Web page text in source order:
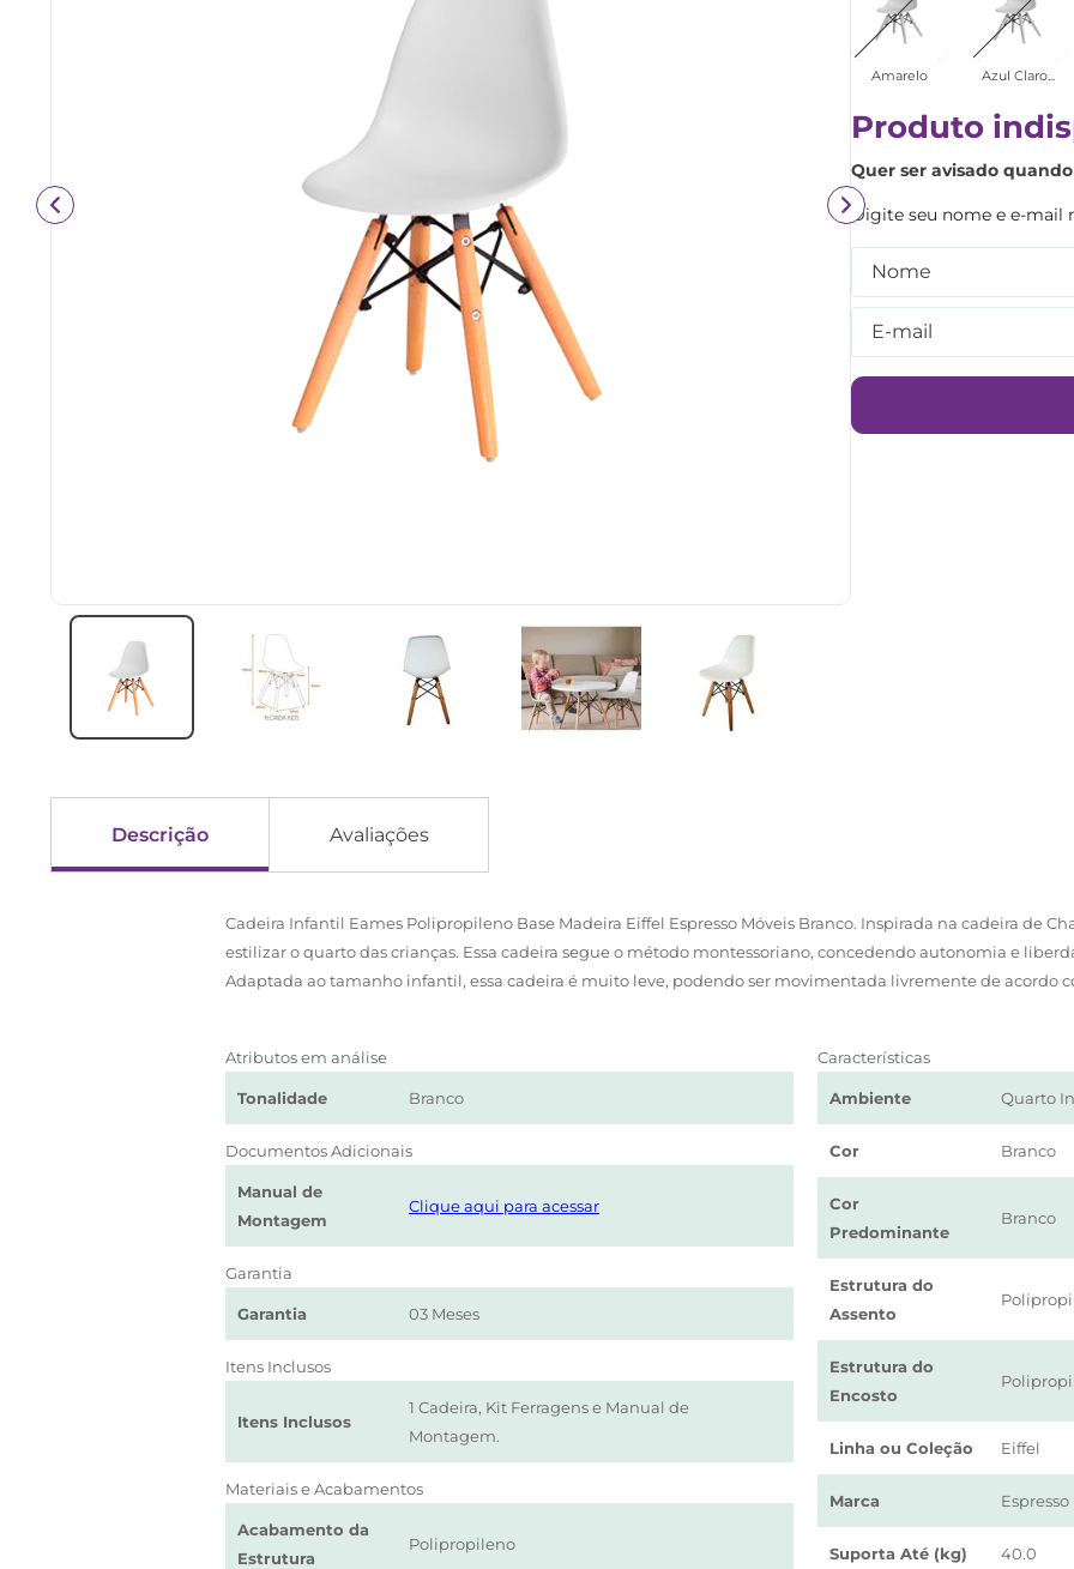
Amarelo Azul Claro...
Produto
Quer ser avisado
Descrição Avaliações
Cadeira Infantil Eames Polipropileno Base Madeira Eiffel Espresso Móveis Branco. Inspirada na cadeira de
estilizar o quarto das crianças. Essa cadeira segue o método montessoriano, concedendo autonomia e
Adaptada ao tamanho infantil, essa cadeira é muito leve, podendo ser movimentada livremente de acordo
Atributos em análise
Tonalidade Branco
Documentos Adicionais
Manual de
Montagem
Clique aqui para acessar
Garantia
Garantia 03 Meses
Itens Inclusos
Itens Inclusos
1 Cadeira, Kit Ferragens e Manual de
Montagem.
Materiais e Acabamentos
Acabamento da
Estrutura
Polipropileno
Características
Ambiente Quarto
Cor Branco
Cor
Predominante
Branco
Estrutura do
Assento
Estrutura do
Encosto
Linha ou Coleção Eiffel
Marca
Suporta Até (kg) 40.0